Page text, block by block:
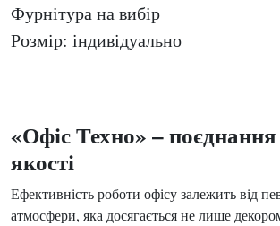
Фурнітура на вибір
Розмір: індивідуально
«Офіс Техно» –
якості
Ефективність роботи офісу залежить від
атмосфери, яка досягається не лише